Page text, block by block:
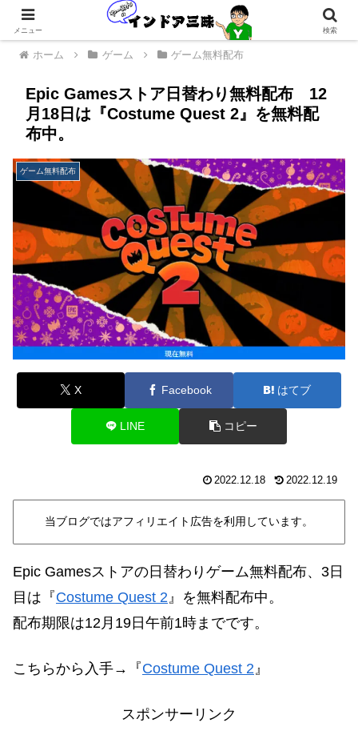
ホーム ゲーム ゲーム無料配布
Epic Gamesストア日替わり無料配布 12
月18日は『Costume Quest 2』を無料配
布中。
ゲーム無料配布
X Facebook はてブ
LINE コピー
2022.12.18 2022.12.19
当ブログではアフィリエイト広告を利用しています。
Epic Gamesストアの日替わりゲーム無料配布、3日
目は『Costume Quest 2 』を無料配布中。
配布期限は12月19日午前1時までです。
こちらから入手→『Costume Quest 2 』
スポンサーリンク
メニュー 検索